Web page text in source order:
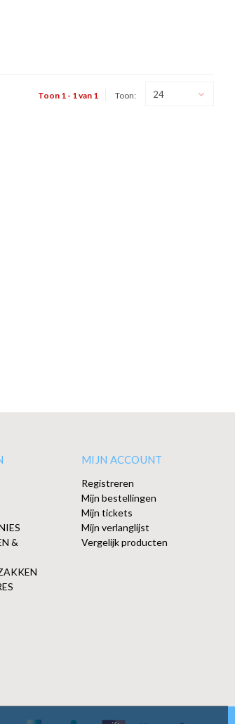
Toon 1 - 1 van 1 Toon: 24
&
MIJN ACCOUNT
Registreren
Mijn bestellingen
Mijn tickets
Mijn verlanglijst
Vergelijk producten